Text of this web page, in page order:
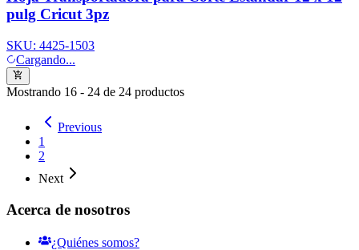
pulg Cricut 3pz
SKU: 4425-1503
Cargando...
Mostrando 16 - 24 de 24 productos
Previous
1
2
Next
Acerca de nosotros
¿Quiénes somos?